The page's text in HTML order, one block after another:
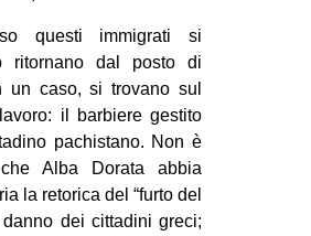
questi immigrati si
ritornano dal posto di
un caso, si trovano sul
il barbiere gestito
pachistano. Non è
Alba Dorata abbia
la retorica del “furto del
danno dei cittadini greci;